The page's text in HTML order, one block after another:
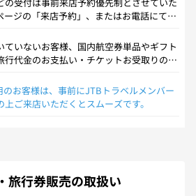
ージの「来店予約」、またはお電話にて来
いやチケット類お受取りにおける来店予
。
いないお客様、国内航空券単品やギフト
行代金のお支払い・チケットお受取りのお
ざいます。
お客様は、事前にJTBトラベルメンバー
ご来店いただくとスムーズです。
旅行券販売の取扱い